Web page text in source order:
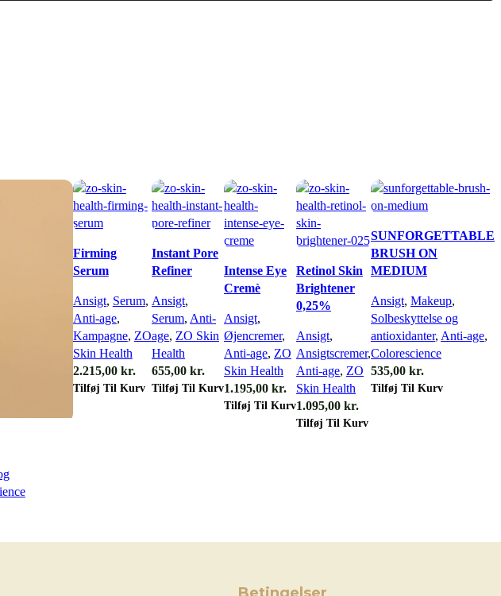
Firming
Serum
Ansigt, Serum,
Anti-age,
Kampagne, ZO
Skin Health
2.215,00 kr.
Tilføj Til Kurv
Instant Pore
Refiner
Ansigt,
Serum, Anti-
age, ZO Skin
Health
655,00 kr.
Tilføj Til Kurv
Intense Eye
Cremè
Ansigt,
Øjencremer,
Anti-age, ZO
Skin Health
1.195,00 kr.
Tilføj Til Kurv
Retinol Skin
Brightener
0,25%
Ansigt,
Ansigtscremer,
Anti-age, ZO
Skin Health
1.095,00 kr.
Tilføj Til Kurv
SUNFORGETTABLE
BRUSH ON
MEDIUM
Ansigt, Makeup,
Solbeskyttelse og
antioxidanter, Anti-age,
Colorescience
535,00 kr.
Tilføj Til Kurv